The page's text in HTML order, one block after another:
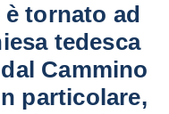
tornato ad
tedesca
Cammino
particolare,